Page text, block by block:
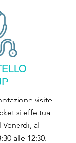
visite
si effettua
Venerdì, al
alle 12:30.